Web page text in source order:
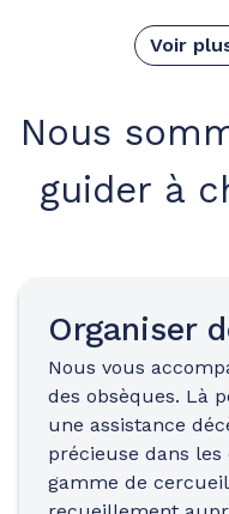
Voir
Nous
guider à
Organiser
Nous vous
des obsèques. Là
une assistance
précieuse dans
gamme de